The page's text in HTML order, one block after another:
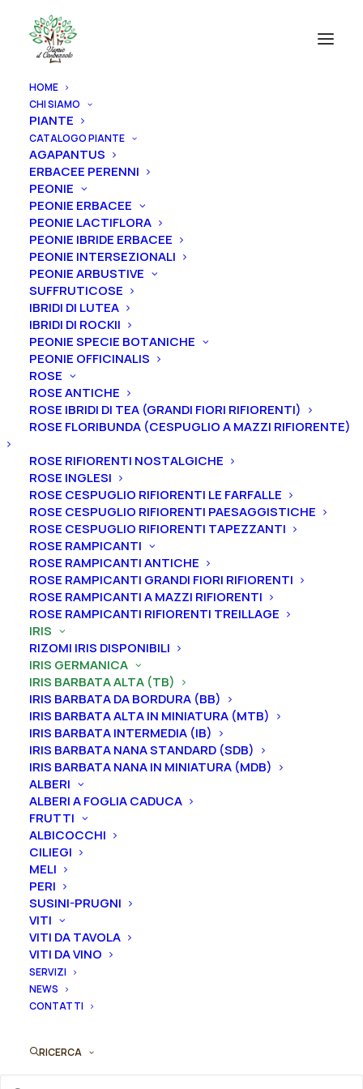
HOME
CHI SIAMO
PIANTE
CATALOGO PIANTE
AGAPANTUS
ERBACEE PERENNI
PEONIE
PEONIE ERBACEE
PEONIE LACTIFLORA
PEONIE IBRIDE ERBACEE
PEONIE INTERSEZIONALI
PEONIE ARBUSTIVE
SUFFRUTICOSE
IBRIDI DI LUTEA
IBRIDI DI ROCKII
PEONIE SPECIE BOTANICHE
PEONIE OFFICINALIS
ROSE
ROSE ANTICHE
ROSE IBRIDI DI TEA (GRANDI FIORI RIFIORENTI)
ROSE FLORIBUNDA (CESPUGLIO A MAZZI RIFIORENTE)
ROSE RIFIORENTI NOSTALGICHE
ROSE INGLESI
ROSE CESPUGLIO RIFIORENTI LE FARFALLE
ROSE CESPUGLIO RIFIORENTI PAESAGGISTICHE
ROSE CESPUGLIO RIFIORENTI TAPEZZANTI
ROSE RAMPICANTI
ROSE RAMPICANTI ANTICHE
ROSE RAMPICANTI GRANDI FIORI RIFIORENTI
ROSE RAMPICANTI A MAZZI RIFIORENTI
ROSE RAMPICANTI RIFIORENTI TREILLAGE
IRIS
RIZOMI IRIS DISPONIBILI
IRIS GERMANICA
IRIS BARBATA ALTA (TB)
IRIS BARBATA DA BORDURA (BB)
IRIS BARBATA ALTA IN MINIATURA (MTB)
IRIS BARBATA INTERMEDIA (IB)
IRIS BARBATA NANA STANDARD (SDB)
IRIS BARBATA NANA IN MINIATURA (MDB)
ALBERI
ALBERI A FOGLIA CADUCA
FRUTTI
ALBICOCCHI
CILIEGI
MELI
PERI
SUSINI-PRUGNI
VITI
VITI DA TAVOLA
VITI DA VINO
SERVIZI
NEWS
CONTATTI
RICERCA
Home Iris Iris germanica
Iris barbata alta (TB)
Iris germanica “Tor De
Cenci”
From18,00€
L’iris germanica “Tor De Cenci ” ha vessilli avorio, bordo
giallo tenue, ali bianche, gialli verso l’esterno,
venature viola dalla gola ai bordi, barbe bianche alla
base, punte arancioni, leggero profumo speziato.
Altezza 88 cm. Fioritura da intermedia a metà
stagione.
Iris in vasosono disponibili inqualsiasi periodo
mentre irizomidiIris sonodisponibili solo nel
periodo che va
Formato
Iris
germanica
"Tor
De
Cenci"
quantità
Ordina subito questo prodotto!
Puoi acquistare ora questo prodotto contattandoci e
indicando la dimensione del vaso desiderata e la
quantità